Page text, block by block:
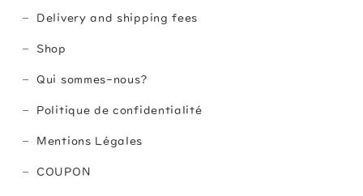
Delivery and shipping fees
Shop
Qui sommes-nous?
Politique de confidentialité
Mentions Légales
COUPON